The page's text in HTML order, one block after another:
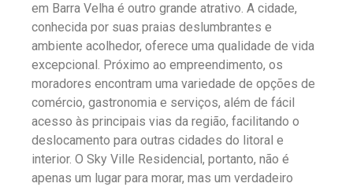
em Barra Velha é outro grande atrativo. A cidade,
conhecida por suas praias deslumbrantes e
ambiente acolhedor, oferece uma qualidade de vida
excepcional. Próximo ao empreendimento, os
moradores encontram uma variedade de opções de
comércio, gastronomia e serviços, além de fácil
acesso às principais vias da região, facilitando o
deslocamento para outras cidades do litoral e
interior. O Sky Ville Residencial, portanto, não é
apenas um lugar para morar, mas um verdadeiro